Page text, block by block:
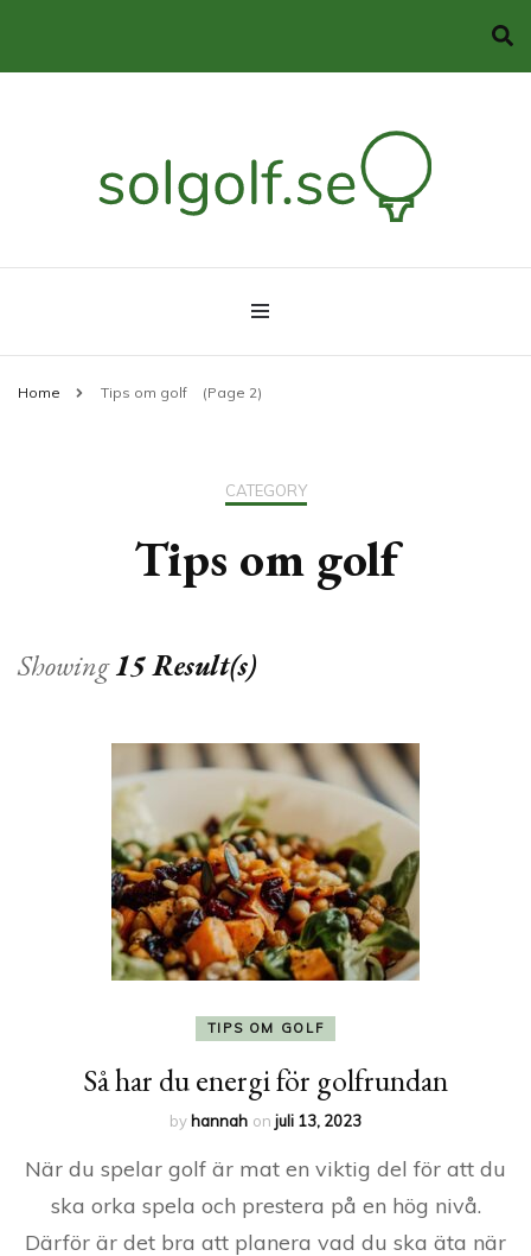
solgolf.se
Home Tips om golf (Page 2)
CATEGORY
Tips om golf
Showing15 Result(s)
TIPS OM GOLF
Så har du energi för golfrundan
by hannah on juli 13, 2023
När du spelar golf är mat en viktig del för att du
ska orka spela och prestera på en hög nivå.
Därför är det bra att planera vad du ska äta när